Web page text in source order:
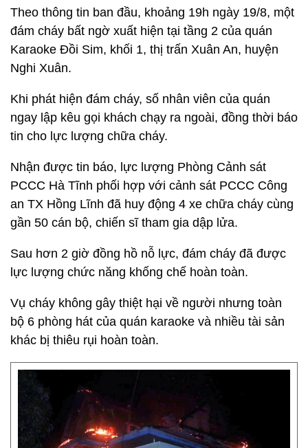
Theo thông tin ban đầu, khoảng 19h ngày 19/8, một
đám cháy bất ngờ xuất hiện tại tầng 2 của quán
Karaoke Đồi Sim, khối 1, thị trấn Xuân An, huyện
Nghi Xuân.
Khi phát hiện đám cháy, số nhân viên của quán
ngay lập kêu gọi khách chạy ra ngoài, đồng thời báo
tin cho lực lượng chữa cháy.
Nhận được tin báo, lực lượng Phòng Cảnh sát
PCCC Hà Tĩnh phối hợp với cảnh sát PCCC Công
an TX Hồng Lĩnh đã huy động 4 xe chữa cháy cùng
gần 50 cán bộ, chiến sĩ tham gia dập lửa.
Sau hơn 2 giờ đồng hồ nỗ lực, đám cháy đã được
lực lượng chức năng khống chế hoàn toàn.
Vụ cháy không gây thiệt hại về người nhưng toàn
bộ 6 phòng hát của quán karaoke và nhiều tài sản
khác bị thiêu rụi hoàn toàn.